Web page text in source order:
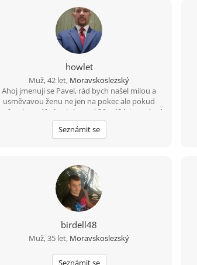
howlet
Muž, 42 let, Moravskoslezský
Ahoj jmenuji se Pavel, rád bych našel milou a
usměvavou ženu ne jen na pokec ale pokud
možno i na vážný vztah mezi 26 a 49 lety, pokud
budeš chtít ozvi se, budu moc rád
Seznámit se
birdell48
Muž, 35 let, Moravskoslezský
Seznámit se